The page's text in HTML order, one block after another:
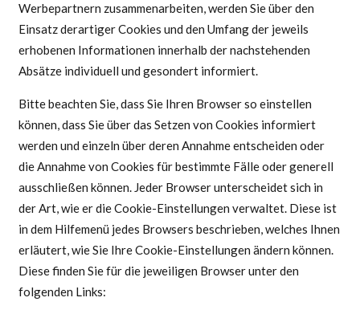
Werbepartnern zusammenarbeiten, werden Sie über den
Einsatz derartiger Cookies und den Umfang der jeweils
erhobenen Informationen innerhalb der nachstehenden
Absätze individuell und gesondert informiert.
Bitte beachten Sie, dass Sie Ihren Browser so einstellen
können, dass Sie über das Setzen von Cookies informiert
werden und einzeln über deren Annahme entscheiden oder
die Annahme von Cookies für bestimmte Fälle oder generell
ausschließen können. Jeder Browser unterscheidet sich in
der Art, wie er die Cookie-Einstellungen verwaltet. Diese ist
in dem Hilfemenü jedes Browsers beschrieben, welches Ihnen
erläutert, wie Sie Ihre Cookie-Einstellungen ändern können.
Diese finden Sie für die jeweiligen Browser unter den
folgenden Links: